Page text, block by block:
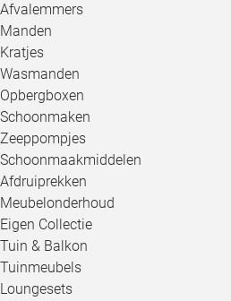
Afvalemmers
Manden
Kratjes
Wasmanden
Opbergboxen
Schoonmaken
Zeeppompjes
Schoonmaakmiddelen
Afdruiprekken
Meubelonderhoud
Eigen Collectie
Tuin & Balkon
Tuinmeubels
Loungesets